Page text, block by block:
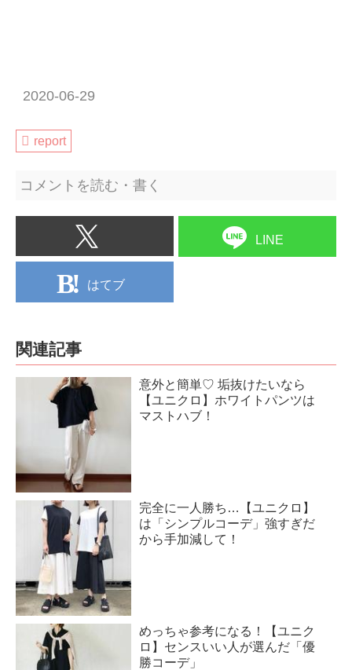
2020-06-29
report
コメントを読む・書く
LINE
はてブ
関連記事
意外と簡単♡ 垢抜けたいなら
【ユニクロ】ホワイトパンツは
マストハブ！
完全に一人勝ち…【ユニクロ】
は「シンプルコーデ」強すぎだ
から手加減して！
めっちゃ参考になる！【ユニク
ロ】センスいい人が選んだ「優
勝コーデ」